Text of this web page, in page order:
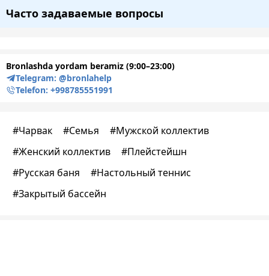
Часто задаваемые вопросы
Bronlashda yordam beramiz (9:00–23:00)
Telegram: @bronlahelp
Telefon: +998785551991
#Чарвак #Семья #Мужской коллектив
#Женский коллектив #Плейстейшн
#Русская баня #Настольный теннис
#Закрытый бассейн